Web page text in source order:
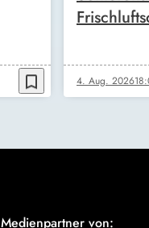
bookmark_border 4. Aug. 2026
Medienpartner von: